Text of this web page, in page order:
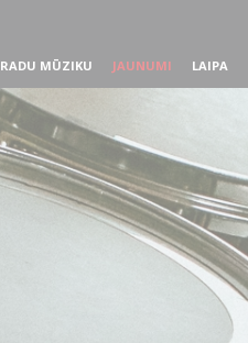
RADU MŪZIKU JAUNUMI LAIPA